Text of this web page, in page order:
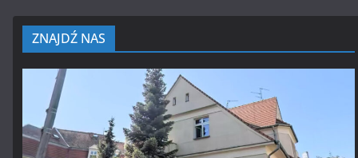
ZNAJDŹ NAS